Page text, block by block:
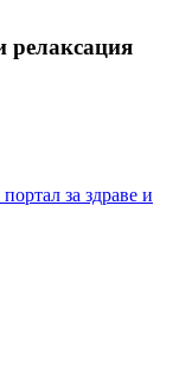
релаксация
за здраве и